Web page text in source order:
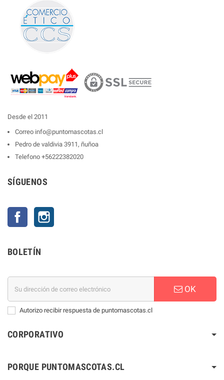
Desde el 2011
Correo info@puntomascotas.cl
Pedro de valdivia 3911, ñuñoa
Telefono +56222382020
SÍGUENOS
Facebook
BOLETÍN
OK
Autorizo recibir respuesta de puntomascotas.cl
CORPORATIVO
PORQUE PUNTOMASCOTAS.CL